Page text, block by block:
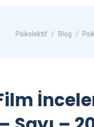
Psikolektif Blog